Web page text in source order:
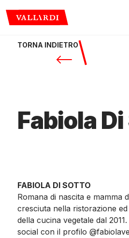
TORNA INDIETRO
Fabiola
FABIOLA DI SOTTO
Romana di nascita e mamma
cresciuta nella ristorazione
della cucina vegetale dal
social con il profilo